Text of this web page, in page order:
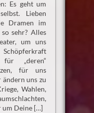
Es geht um
Lieben
Dramen im
sehr? Alles
um uns
„deren“
für uns
uns zu
Wahlen,
um Deine […]